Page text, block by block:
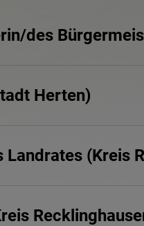
des
Herten)
(Kreis